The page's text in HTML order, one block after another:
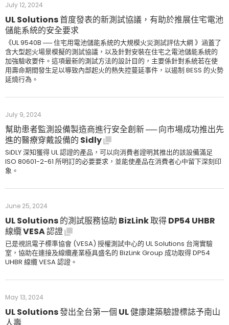
July 12, 2024
UL Solutions 首度發表的新測試協議，有助於推展住宅電池
儲能系統的安全要求
《UL 9540B ── 住宅用電池儲能系統的大規模火災測試評估大綱 》涵蓋了
含大型起火場景模擬的測試協議，以及針對安裝在住宅之電池儲能系統的
加強驗收要件。這項最新的測試方法的設計目的，主要係針對系統若在使
用壽命期間發生足以導致內部起火的熱失控蔓延事件，以遏制 BESS 的火勢
延燒行為。
July 9, 2024
幫助患者監測設備製造商進行安全創新 ── 向市場成功推出先
進的醫療穿戴設備的 Sidly
SiDLY 深知獲得 UL 認證的產品，可以向消費者證明其推出的該設備滿足
ISO 80601-2-61 所明訂的必要要求，並能使產品在消費者心中留下深刻印
象。
June 25, 2024
UL Solutions 的測試服務協助 BizLink 取得 DP54 UHBR
線纜 VESA 認證
已是視訊電子標準協會 (VESA) 授權測試中心的 UL Solutions 台灣實驗
室，協助在連接及線纜產業極具盛名的 BizLink Group 成功取得 DP54
UHBR 線纜 VESA 認證。
May 13, 2024
UL Solutions 發出全台第一個 UL 健康建築驗證標誌予南山